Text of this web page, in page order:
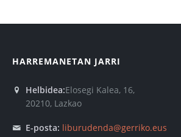
HARREMANETAN JARRI
Helbidea:Elosegi Kalea, 16,
20210, Lazkao
E-posta: liburudenda@gerriko.eus